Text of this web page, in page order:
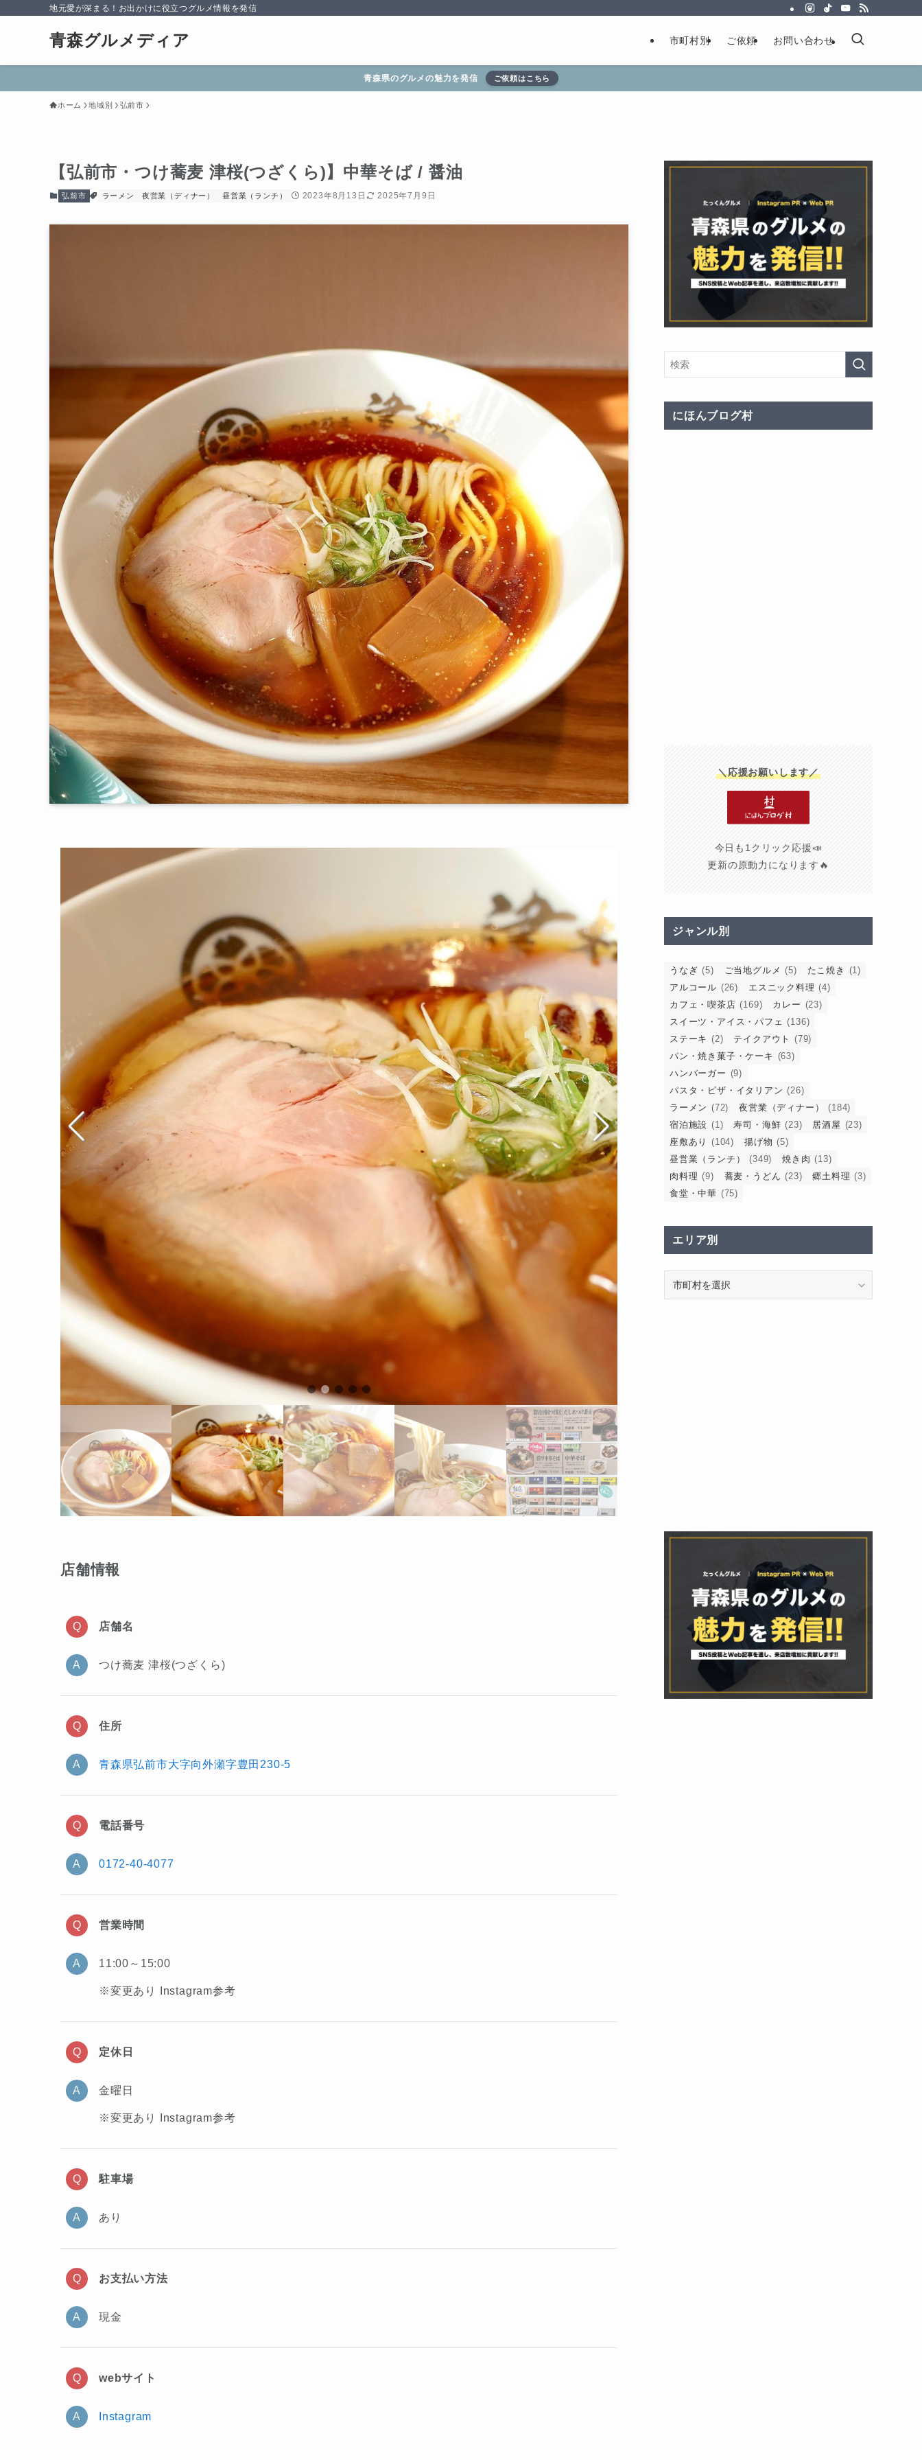
地元愛が深まる！お出かけに役立つグルメ情報を発信
青森グルメディア 市町村別 ご依頼 お問い合わせ
青森県のグルメの魅力を発信 ご依頼はこちら
ホーム 地域別 弘前市
【弘前市・つけ蕎麦 津桜(つざくら)】中華そば / 醤油
弘前市 ラーメン 夜営業（ディナー） 昼営業（ランチ） 2023年8月13日 2025年7月9日
店舗情報
店舗名
つけ蕎麦 津桜(つざくら)
住所
青森県弘前市大字向外瀬字豊田230-5
電話番号
0172-40-4077
営業時間
11:00～15:00
※変更あり Instagram参考
定休日
金曜日
※変更あり Instagram参考
駐車場
あり
お支払い方法
現金
webサイト
Instagram
にほんブログ村
＼応援お願いします／
今日も1クリック応援📣
更新の原動力になります🔥
ジャンル別
うなぎ (5) ご当地グルメ (5) たこ焼き
(1)
アルコール (26) エスニック料理 (4)
カフェ・喫茶店 (169) カレー (23)
スイーツ・アイス・パフェ (136)
ステーキ (2) テイクアウト
(79)
パン・焼き菓子・ケーキ (63)
ハンバーガー (9)
パスタ・ピザ・イタリアン (26)
ラーメン (72) 夜営業（ディナー）
(184)
宿泊施設 (1) 寿司・海鮮 (23) 居酒屋 (23)
座敷あり
(104) 揚げ物 (5)
昼営業（ランチ）
(349) 焼き肉 (13)
肉料理 (9) 蕎麦・うどん (23) 郷土料理 (3)
食堂・中華 (75)
エリア別